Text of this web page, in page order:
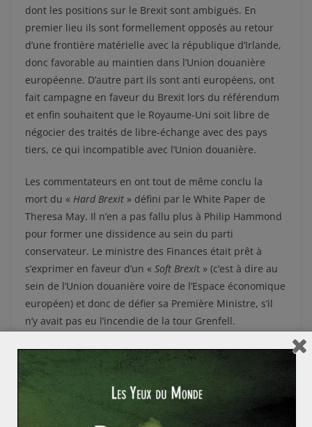
dont les positions sur le Brexit sont ambiguës. En
premier lieu ils sont formellement opposés au retour
d’une frontière matérielle avec la république d’Irlande,
donc favorable au maintien dans l’Union douanière
européenne. D’autre part ils sont anti européens, ont
fait campagne en faveur du Brexit lors du référendum
et enfin souhaitent que le Royaume-Uni soit libre de
négocier des traités de libre-échange avec des pays
tiers, ce qui incompatible avec l’Union douanière.
Les commentateurs en ont tout de même conclu la
mort du « Hard Brexit » défini par le White Paper de
Theresa May. Il n’en a pas fallu plus à Philip Hammond
pour former une dissidence au sein du parti
conservateur. Le ministre des Finances était prêt à
s’exprimer en faveur d’un « Soft Brexit » (c’est à dire au
sein de l’Union douanière voire de l’Espace économique
européen) et donc de défier sa Première Ministre, s’il
n’y avait pas eu l’incendie de la tour Grenfell.
Résultat, les pourparlers avec le DUP durent toujours et
le gouvernement britannique n’a pas envoyé ses
objectifs de négociation à Bruxelles alors que la
Commission les a envoyé à Londres la semaine
dernière. Car côté européen on est tellement prêt que